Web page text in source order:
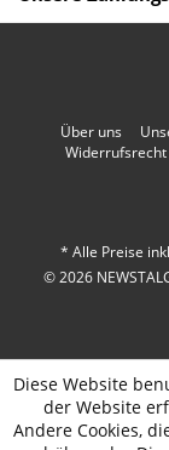
Über uns
Widerrufsrecht
* Alle Preise
© 2026
Diese Website
der Website
Andere Cookies,